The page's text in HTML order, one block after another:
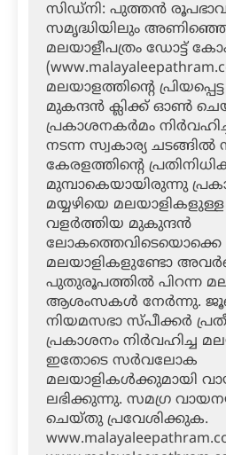
സിഡ്‌നി: പുത്തന്‍
സമൃദ്ധിയിലും
മലയാളീപത്രം ഡോട്ട്
മലയാളത്തിന്റെ
മുകന്ദന്‍ ക്ലിക്ക് ഓണ്‍
പ്രകാശനകര്‍മം
നടന്ന സ്വകാര്യ
കേരളത്തിന്റെ
മുമ്പാകെയായിരുന്നു
മയ്യഴിയെ
വളര്‍ത്തിയ മുകുന്ദന്‍
ലോകത്തെവിടെയൊക്കെ
മലയാളികളുണ്ടോ
പുതുരൂപത്തില്‍ പിറന്ന
ആശംസകള്‍ നേര്‍ന്നു.
നിയമസഭാ സ്പീക്കര്‍
പ്രകാശനം നിര്‍വഹിച്ച
ഇതോടെ സര്‍വലോക
മലയാളികള്‍ക്കുമായി
ലഭിക്കുന്നു. സമഗ്ര
ചെയ്തു പ്രവേശിക്കുക.